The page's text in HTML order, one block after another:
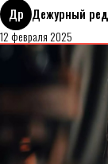
Др Дежурный
12 февраля 2025